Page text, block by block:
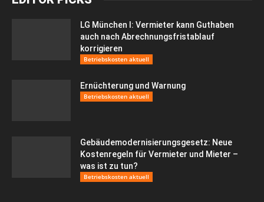
LG München I: Vermieter kann Guthaben
auch nach Abrechnungsfristablauf
korrigieren
Betriebskosten aktuell
Ernüchterung und Warnung
Betriebskosten aktuell
Gebäudemodernisierungsgesetz: Neue
Kostenregeln für Vermieter und Mieter –
was ist zu tun?
Betriebskosten aktuell